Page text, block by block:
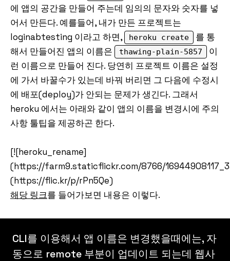
에 앱의 공간을 만들어 주는데 임의의 문자와 숫자를 넣
어서 만든다. 예를들어, 내가 만든 프로젝트는
loginabtesting 이라고 하면,
heroku create
를 통
해서 만들어진 앱의 이름은
thawing-plain-5857
이
런 이름으로 만들어 진다. 당연히 프로젝트 이름은 설정
에 가서 바꿀수가 있는데 바꿔 버리면 그 다음에 수정시
에 배포(deploy)가 안되는 문제가 생긴다. 그래서
heroku 에서는 아래와 같이 앱의 이름을 변경시에 주의
사항 툴팁을 제공하곤 한다.
[![heroku_rename]
(https://farm9.staticflickr.com/8766/
(https://flic.kr/p/rPn5Qe)
해당 링크를 들어가보면 내용은 이렇다.
CLI를 이용해서 앱 이름은 변경했을때에는, 자
동으로 remote 부분이 업데이트 되는데 웹사